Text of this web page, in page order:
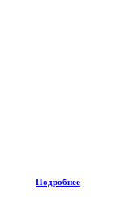
Подробнее